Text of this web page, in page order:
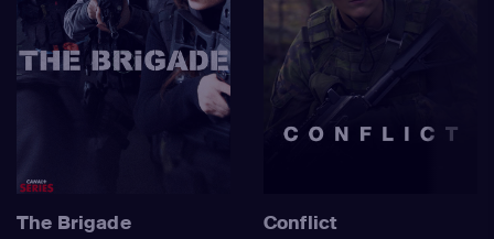
The Brigade Conflict